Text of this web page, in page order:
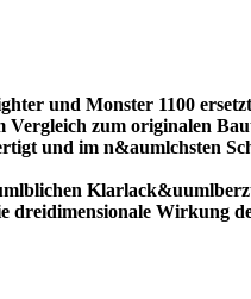
und Monster 1100
zum originalen
und im n&aumlchsten
dreidimensionale Wirkung